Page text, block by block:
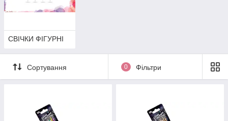
СВІЧКИ ФІГУРНІ
Сортування 0 Фільтри